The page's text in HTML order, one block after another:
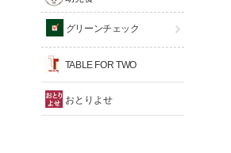
グリーンチェック
TABLE FOR TWO
おとりよせ